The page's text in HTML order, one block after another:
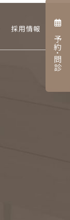
採用情報
予約･問診